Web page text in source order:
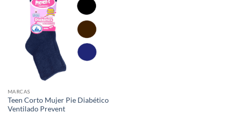
MARCAS
Teen Corto Mujer Pie Diabético
Ventilado Prevent